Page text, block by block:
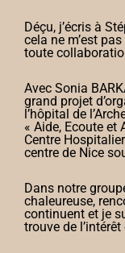
Déçu, j’écris à
cela ne m’est
toute
Avec Sonia
grand projet
l’hôpital de
« Aide, Ecoute et
Centre
centre de Nice
Dans notre
chaleureuse,
continuent et je
trouve de